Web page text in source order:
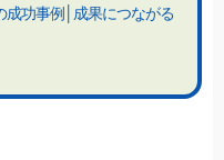
功事例│成果につながる